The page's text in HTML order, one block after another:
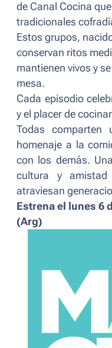
de Canal Cocina
tradicionales
Estos grupos,
conservan ritos
mantienen vivos y
mesa.
Cada episodio
y el placer de
Todas comparten
homenaje a la
con los demás.
cultura y
atraviesan
Estrena el lunes 6
(Arg)